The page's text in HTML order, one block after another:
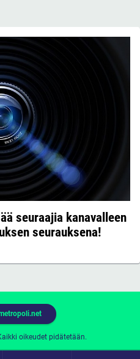
seuraajia kanavalleen
seurauksena!
oikeudet pidätetään.